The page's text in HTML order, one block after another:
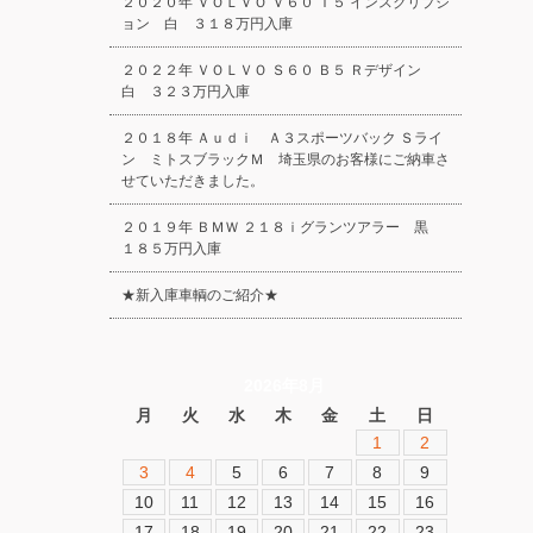
ョン 白 ３１８万円入庫
２０２２年 ＶＯＬＶＯ Ｓ６０ Ｂ５ Ｒデザイン
白 ３２３万円入庫
２０１８年 Ａｕｄｉ Ａ３スポーツバック Ｓライ
ン ミトスブラックＭ 埼玉県のお客様にご納車さ
せていただきました。
２０１９年 ＢＭＷ ２１８ｉグランツアラー 黒
１８５万円入庫
★新入庫車輌のご紹介★
月
火 水 木 金 土
日
1
2
3
4 5 6 7 8
9
10
11 12 13 14 15
16